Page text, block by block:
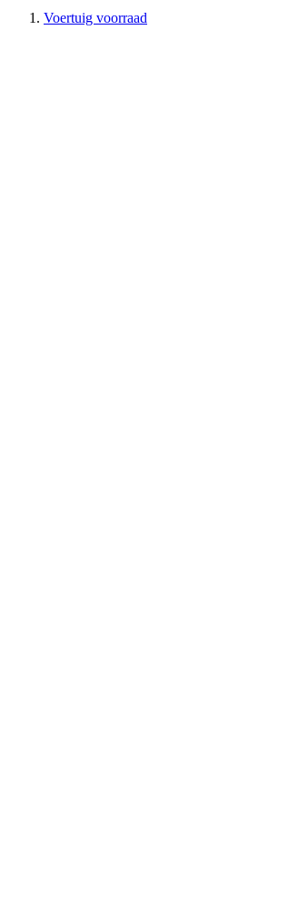
Voertuig voorraad